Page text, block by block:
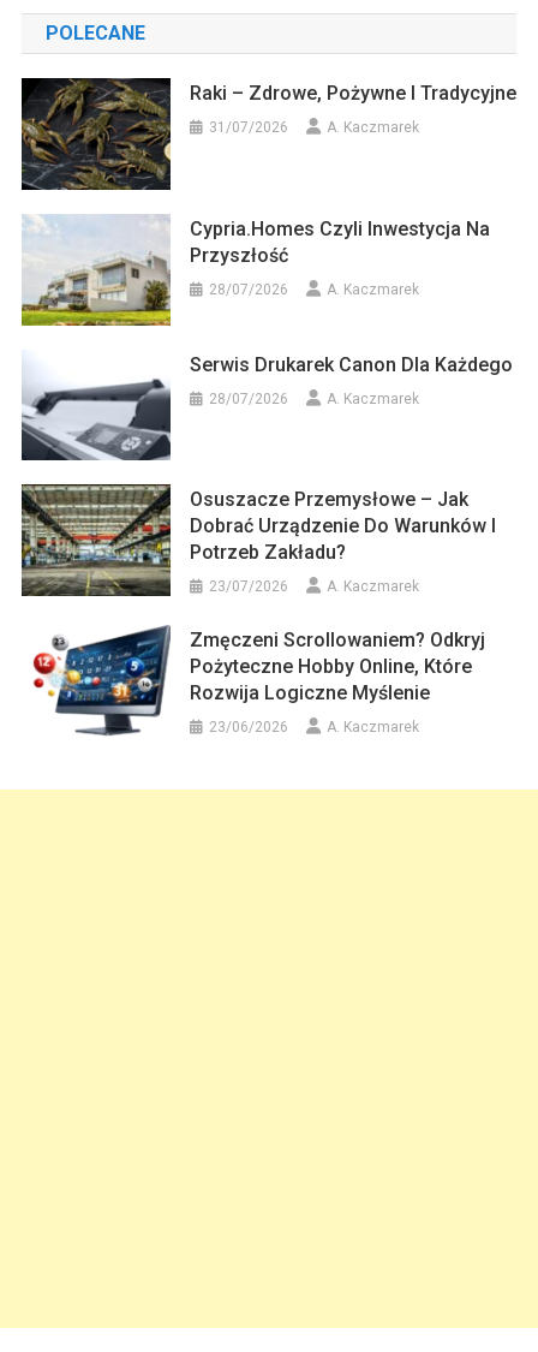
POLECANE
Raki – Zdrowe, Pożywne I Tradycyjne
31/07/2026 A. Kaczmarek
Cypria.homes Czyli Inwestycja Na
Przyszłość
28/07/2026 A. Kaczmarek
Serwis Drukarek Canon Dla Każdego
28/07/2026 A. Kaczmarek
Osuszacze Przemysłowe – Jak
Dobrać Urządzenie Do Warunków I
Potrzeb Zakładu?
23/07/2026 A. Kaczmarek
Zmęczeni Scrollowaniem? Odkryj
Pożyteczne Hobby Online, Które
Rozwija Logiczne Myślenie
23/06/2026 A. Kaczmarek